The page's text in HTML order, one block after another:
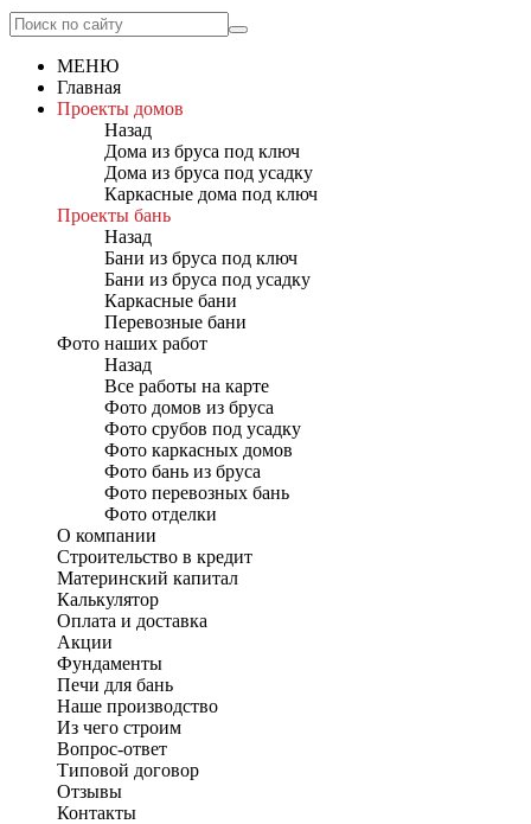
МЕНЮ
Главная
Проекты домов
Назад
Дома из бруса под ключ
Дома из бруса под усадку
Каркасные дома под ключ
Проекты бань
Назад
Бани из бруса под ключ
Бани из бруса под усадку
Каркасные бани
Перевозные бани
Фото наших работ
Назад
Все работы на карте
Фото домов из бруса
Фото срубов под усадку
Фото каркасных домов
Фото бань из бруса
Фото перевозных бань
Фото отделки
О компании
Строительство в кредит
Материнский капитал
Калькулятор
Оплата и доставка
Акции
Фундаменты
Печи для бань
Наше производство
Из чего строим
Вопрос-ответ
Типовой договор
Отзывы
Контакты